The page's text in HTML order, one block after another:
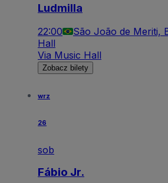
Ludmilla
22:00 São João de Meriti,
Hall
Via Music Hall
Zobacz bilety
wrz
26
sob
Fábio Jr.